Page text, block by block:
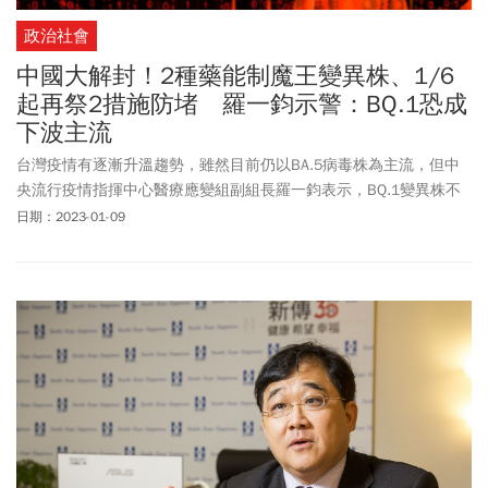
政治社會
中國大解封！2種藥能制魔王變異株、1/6
起再祭2措施防堵 羅一鈞示警：BQ.1恐成
下波主流
台灣疫情有逐漸升溫趨勢，雖然目前仍以BA.5病毒株為主流，但中
央流行疫情指揮中心醫療應變組副組長羅一鈞表示，BQ.1變異株不
容小覷，有可能會成為下一波國內的主流株。另一方面，面對1/8中
種病毒都有療效。
日期：2023-01-09